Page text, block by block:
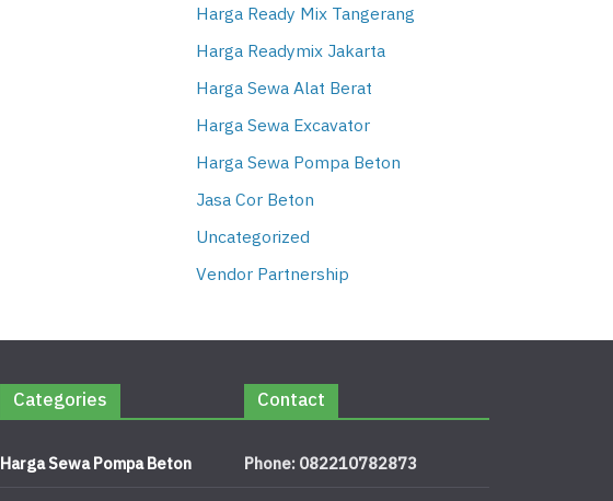
Harga Ready Mix Tangerang
Harga Readymix Jakarta
Harga Sewa Alat Berat
Harga Sewa Excavator
Harga Sewa Pompa Beton
Jasa Cor Beton
Uncategorized
Vendor Partnership
Categories
Harga Sewa Pompa Beton
Contact
Phone: 082210782873